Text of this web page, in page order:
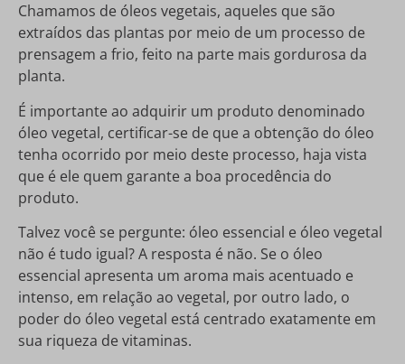
Chamamos de óleos vegetais, aqueles que são
extraídos das plantas por meio de um processo de
prensagem a frio, feito na parte mais gordurosa da
planta.
É importante ao adquirir um produto denominado
óleo vegetal, certificar-se de que a obtenção do óleo
tenha ocorrido por meio deste processo, haja vista
que é ele quem garante a boa procedência do
produto.
Talvez você se pergunte: óleo essencial e óleo vegetal
não é tudo igual? A resposta é não. Se o óleo
essencial apresenta um aroma mais acentuado e
intenso, em relação ao vegetal, por outro lado, o
poder do óleo vegetal está centrado exatamente em
sua riqueza de vitaminas.